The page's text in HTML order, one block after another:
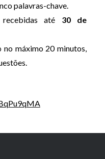
palavras-chave.
até 30 de
no máximo 20 minutos,